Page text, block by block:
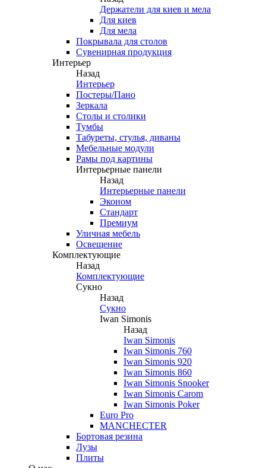
Держатели для киев и мела
Для киев
Для мела
Покрывала для столов
Сувенирная продукция
Интерьер
Назад
Интерьер
Постеры/Пано
Зеркала
Столы и столики
Тумбы
Табуреты, стулья, диваны
Мебельные модули
Рамы под картины
Интерьерные панели
Назад
Интерьерные панели
Эконом
Стандарт
Премиум
Уличная мебель
Освещение
Комплектующие
Назад
Комплектующие
Сукно
Назад
Сукно
Iwan Simonis
Назад
Iwan Simonis
Iwan Simonis 760
Iwan Simonis 920
Iwan Simonis 860
Iwan Simonis Snooker
Iwan Simonis Carom
Iwan Simonis Poker
Euro Pro
MANCHECTER
Бортовая резина
Лузы
Плиты